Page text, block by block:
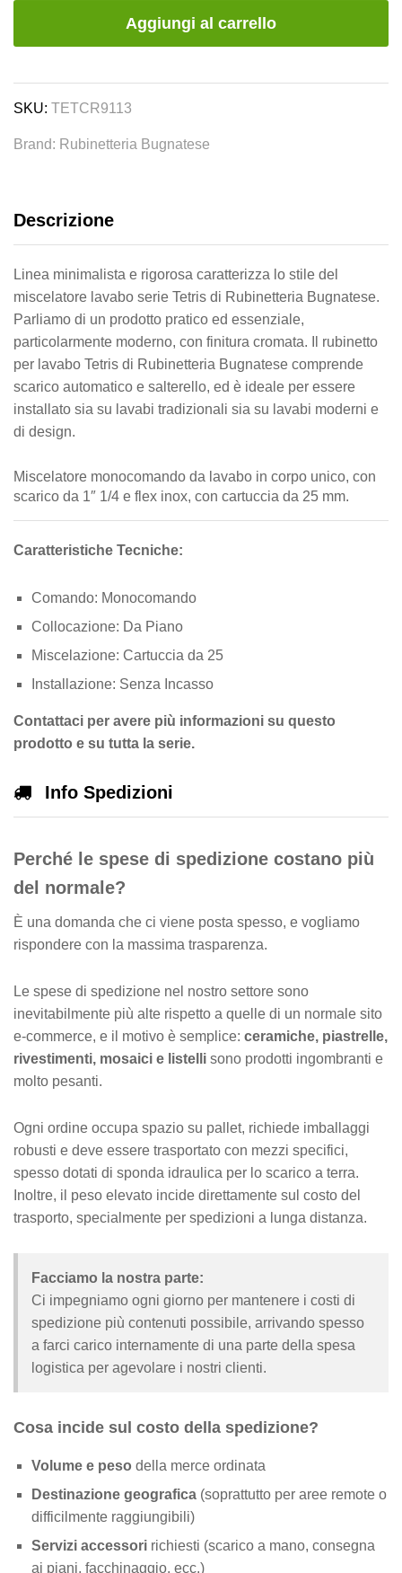
Serie
Tetris
Rubinetteria
Aggiungi al carrello
SKU: TETCR9113
Brand: Rubinetteria Bugnatese
Descrizione
Linea minimalista e rigorosa caratterizza lo stile del
miscelatore lavabo serie Tetris di Rubinetteria Bugnatese.
Parliamo di un prodotto pratico ed essenziale,
particolarmente moderno, con finitura cromata. Il rubinetto
per lavabo Tetris di Rubinetteria Bugnatese comprende
scarico automatico e salterello, ed è ideale per essere
installato sia su lavabi tradizionali sia su lavabi moderni e
di design.
Miscelatore monocomando da lavabo in corpo unico, con
scarico da 1″ 1/4 e flex inox, con cartuccia da 25 mm.
Caratteristiche Tecniche:
Comando: Monocomando
Collocazione: Da Piano
Miscelazione: Cartuccia da 25
Installazione: Senza Incasso
Contattaci per avere più informazioni su questo
prodotto e su tutta la serie.
Info Spedizioni
Perché le spese di spedizione costano più
del normale?
È una domanda che ci viene posta spesso, e vogliamo
rispondere con la massima trasparenza.
Le spese di spedizione nel nostro settore sono
inevitabilmente più alte rispetto a quelle di un normale sito
e-commerce, e il motivo è semplice: ceramiche, piastrelle,
rivestimenti, mosaici e listelli sono prodotti ingombranti e
molto pesanti.
Ogni ordine occupa spazio su pallet, richiede imballaggi
robusti e deve essere trasportato con mezzi specifici,
spesso dotati di sponda idraulica per lo scarico a terra.
Inoltre, il peso elevato incide direttamente sul costo del
trasporto, specialmente per spedizioni a lunga distanza.
Facciamo la nostra parte:
Ci impegniamo ogni giorno per mantenere i costi di
spedizione più contenuti possibile, arrivando spesso
a farci carico internamente di una parte della spesa
logistica per agevolare i nostri clienti.
Cosa incide sul costo della spedizione?
Volume e peso della merce ordinata
Destinazione geografica (soprattutto per aree remote o
difficilmente raggiungibili)
Servizi accessori richiesti (scarico a mano, consegna
ai piani, facchinaggio, ecc.)